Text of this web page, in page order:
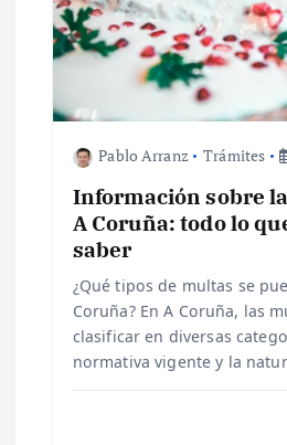
Pablo Arranz Trámites
Información sobre
A Coruña: todo lo
saber
¿Qué tipos de multas se
Coruña? En A Coruña, las
clasificar en diversas
normativa vigente y la